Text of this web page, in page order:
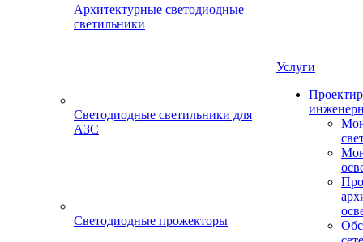
Архитектурные светодиодные
светильники
Светодиодные светильники для
АЗС
Светодиодные прожекторы
Услуги